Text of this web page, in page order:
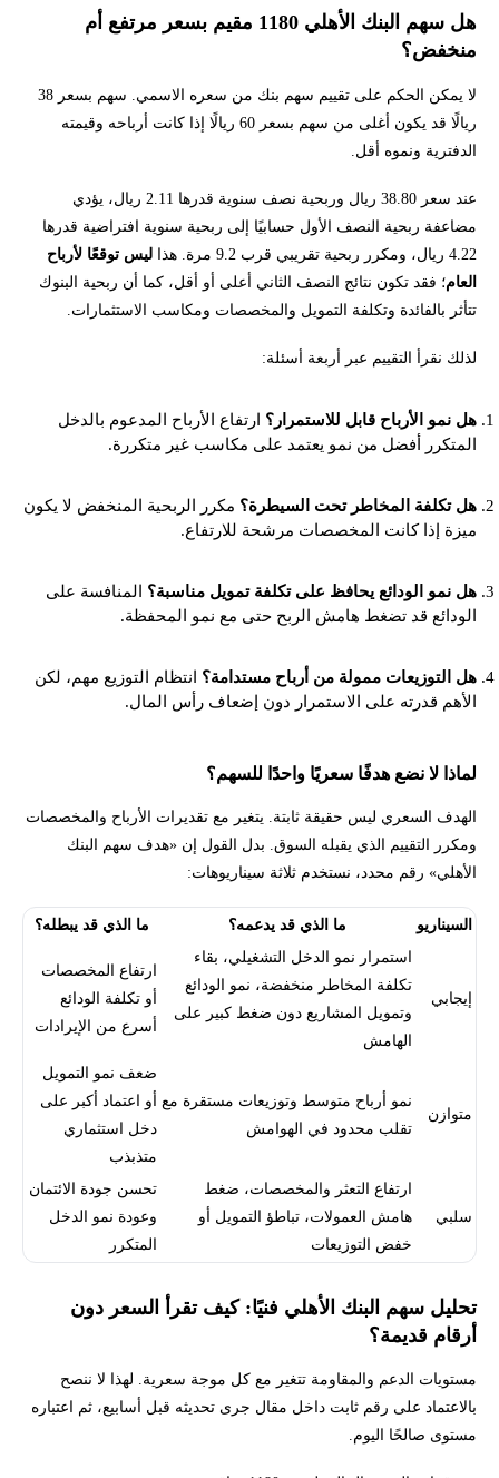
هل سهم البنك الأهلي 1180 مقيم بسعر مرتفع أم
منخفض؟
لا يمكن الحكم على تقييم سهم بنك من سعره الاسمي. سهم بسعر 38
ريالًا قد يكون أغلى من سهم بسعر 60 ريالًا إذا كانت أرباحه وقيمته
الدفترية ونموه أقل.
عند سعر 38.80 ريال وربحية نصف سنوية قدرها 2.11 ريال، يؤدي
مضاعفة ربحية النصف الأول حسابيًا إلى ربحية سنوية افتراضية قدرها
4.22 ريال، ومكرر ربحية تقريبي قرب 9.2 مرة. هذا
ليس توقعًا لأرباح
العام؛ فقد تكون نتائج النصف الثاني أعلى أو أقل، كما أن ربحية البنوك
تتأثر بالفائدة وتكلفة التمويل والمخصصات ومكاسب الاستثمارات.
لذلك نقرأ التقييم عبر أربعة أسئلة:
هل نمو الأرباح قابل للاستمرار؟ ارتفاع الأرباح المدعوم بالدخل
المتكرر أفضل من نمو يعتمد على مكاسب غير متكررة.
هل تكلفة المخاطر تحت السيطرة؟ مكرر الربحية المنخفض لا يكون
ميزة إذا كانت المخصصات مرشحة للارتفاع.
هل نمو الودائع يحافظ على تكلفة تمويل مناسبة؟ المنافسة على
الودائع قد تضغط هامش الربح حتى مع نمو المحفظة.
هل التوزيعات ممولة من أرباح مستدامة؟ انتظام التوزيع مهم، لكن
الأهم قدرته على الاستمرار دون إضعاف رأس المال.
لماذا لا نضع هدفًا سعريًا واحدًا للسهم؟
الهدف السعري ليس حقيقة ثابتة. يتغير مع تقديرات الأرباح والمخصصات
ومكرر التقييم الذي يقبله السوق. بدل القول إن «هدف سهم البنك
الأهلي» رقم محدد، نستخدم ثلاثة سيناريوهات:
السيناريو ما الذي قد يدعمه؟ ما الذي قد يبطله؟
إيجابي
استمرار نمو الدخل التشغيلي، بقاء
تكلفة المخاطر منخفضة، نمو الودائع
وتمويل المشاريع دون ضغط كبير على
الهامش
ارتفاع المخصصات
أو تكلفة الودائع
أسرع من الإيرادات
متوازن
نمو أرباح متوسط وتوزيعات مستقرة مع
تقلب محدود في الهوامش
ضعف نمو التمويل
أو اعتماد أكبر على
دخل استثماري
متذبذب
سلبي
ارتفاع التعثر والمخصصات، ضغط
هامش العمولات، تباطؤ التمويل أو
خفض التوزيعات
تحسن جودة الائتمان
وعودة نمو الدخل
المتكرر
تحليل سهم البنك الأهلي فنيًا: كيف تقرأ السعر دون
أرقام قديمة؟
مستويات الدعم والمقاومة تتغير مع كل موجة سعرية. لهذا لا ننصح
بالاعتماد على رقم ثابت داخل مقال جرى تحديثه قبل أسابيع، ثم اعتباره
مستوى صالحًا اليوم.